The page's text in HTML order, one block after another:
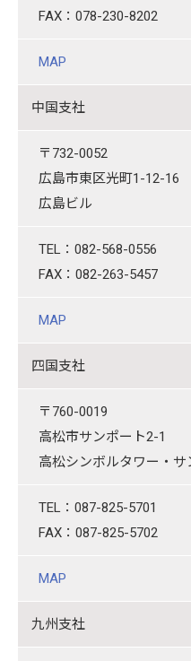
FAX：078-230-8202
MAP
中国支社
〒732-0052
広島市東区光町1-12-16
広島ビル
TEL：082-568-0556
FAX：082-263-5457
MAP
四国支社
〒760-0019
高松市サンポート2-1
高松シンボルタワー・
TEL：087-825-5701
FAX：087-825-5702
MAP
九州支社